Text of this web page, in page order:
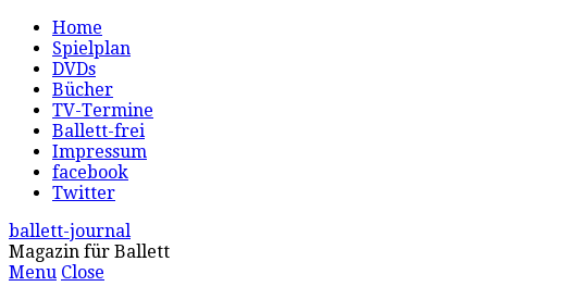
Home
Spielplan
DVDs
Bücher
TV-Termine
Ballett-frei
Impressum
facebook
Twitter
ballett-journal
Magazin für Ballett
Menu Close